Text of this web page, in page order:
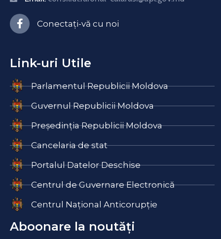
Conectați-vă cu noi
Link-uri Utile
Parlamentul Republicii Moldova
Guvernul Republicii Moldova
Președinția Republicii Moldova
Cancelaria de stat
Portalul Datelor Deschise
Centrul de Guvernare Electronică
Centrul Național Anticorupție
Aboonare la noutăți